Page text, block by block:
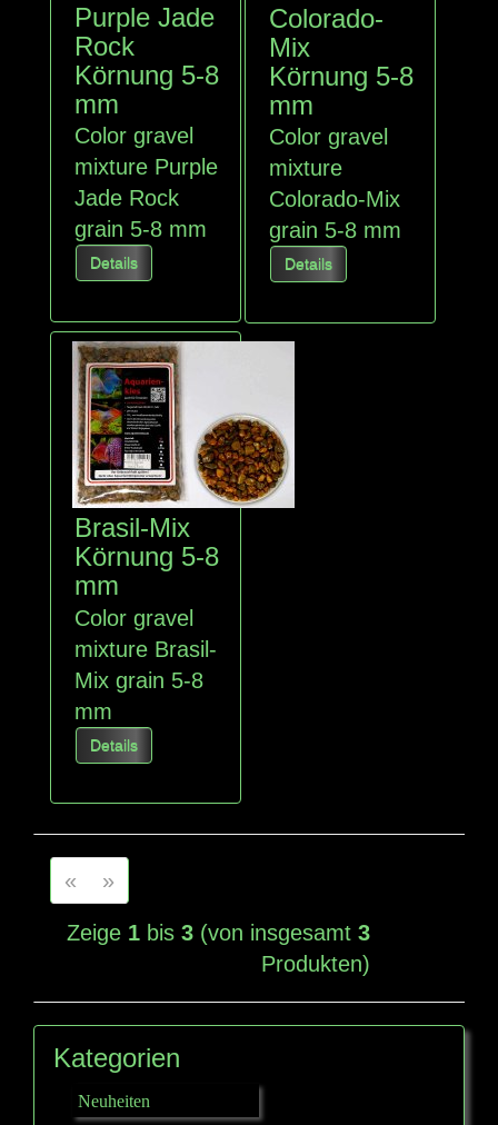
Purple Jade
Rock
Körnung 5-8
mm
Color gravel
mixture Purple
Jade Rock
grain 5-8 mm
Details
Colorado-
Mix
Körnung 5-8
mm
Color gravel
mixture
Colorado-Mix
grain 5-8 mm
Details
Brasil-Mix
Körnung 5-8
mm
Color gravel
mixture Brasil-
Mix grain 5-8
mm
Details
« »
Zeige 1 bis3 (von insgesamt3
Produkten)
Kategorien
Neuheiten